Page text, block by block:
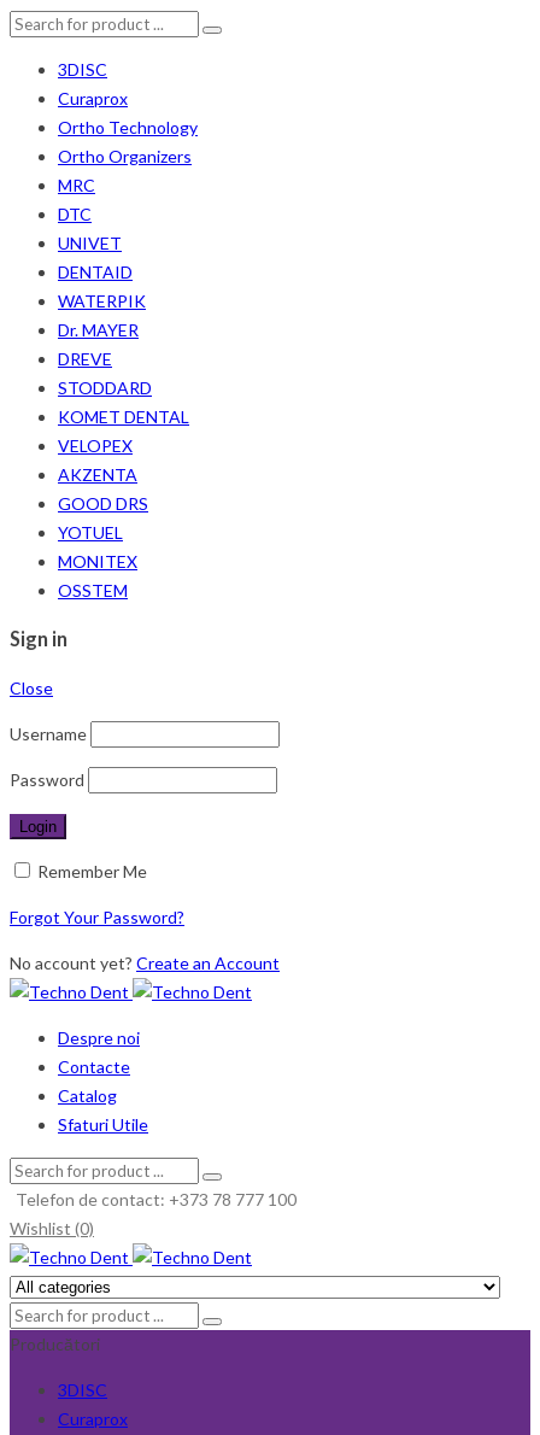
3DISC
Curaprox
Ortho Technology
Ortho Organizers
MRC
DTC
UNIVET
DENTAID
WATERPIK
Dr. MAYER
DREVE
STODDARD
KOMET DENTAL
VELOPEX
AKZENTA
GOOD DRS
YOTUEL
MONITEX
OSSTEM
Sign in
Close
Username
Password
Remember Me
Forgot Your Password?
No account yet? Create an Account
Despre noi
Contacte
Catalog
Sfaturi Utile
Telefon de contact: +373 78 777 100
Wishlist (0)
Producători
3DISC
Curaprox